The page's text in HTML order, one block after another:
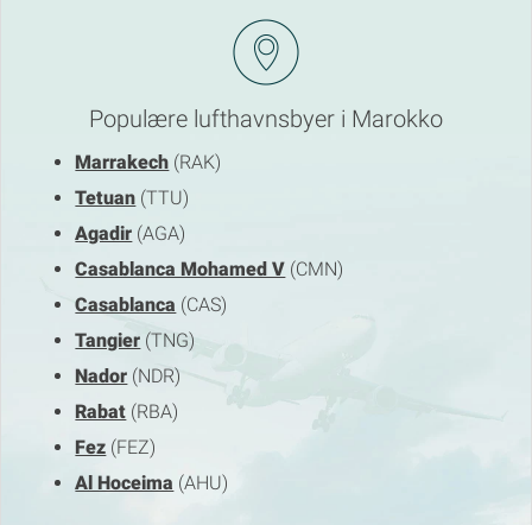
Populære lufthavnsbyer i Marokko
Marrakech (RAK)
Tetuan (TTU)
Agadir (AGA)
Casablanca Mohamed V (CMN)
Casablanca (CAS)
Tangier (TNG)
Nador (NDR)
Rabat (RBA)
Fez (FEZ)
Al Hoceima (AHU)